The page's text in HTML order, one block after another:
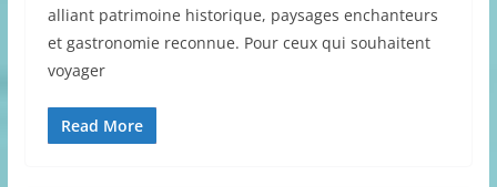
alliant patrimoine historique, paysages enchanteurs
et gastronomie reconnue. Pour ceux qui souhaitent
voyager
Read More